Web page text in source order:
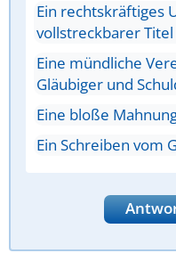
Ein rechtskräftiges
vollstreckbarer Titel
Eine mündliche
Gläubiger und
Eine bloße
Ein Schreiben vom